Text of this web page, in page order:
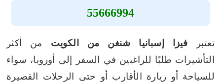
55666994
تعتبر فيزا إسبانيا شنغن من الكويت من أكثر
التأشيرات طلبًا للراغبين في السفر إلى أوروبا، سواء
للسياحة أو زيارة الأقارب أو حتى الرحلات القصيرة